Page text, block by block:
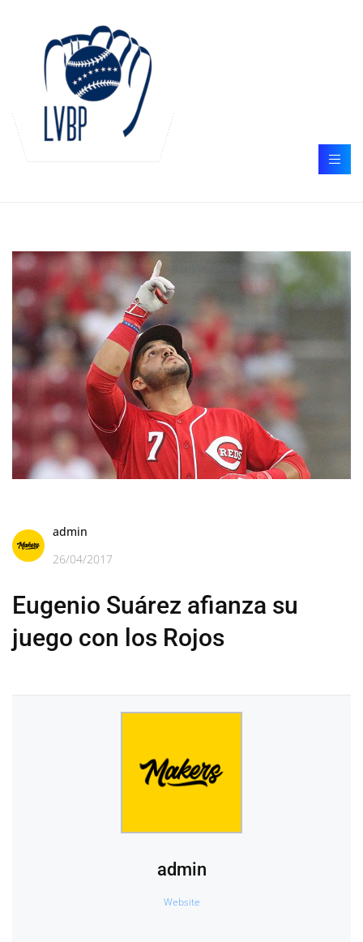
admin
26/04/2017
Eugenio Suárez afianza su
juego con los Rojos
admin
Website